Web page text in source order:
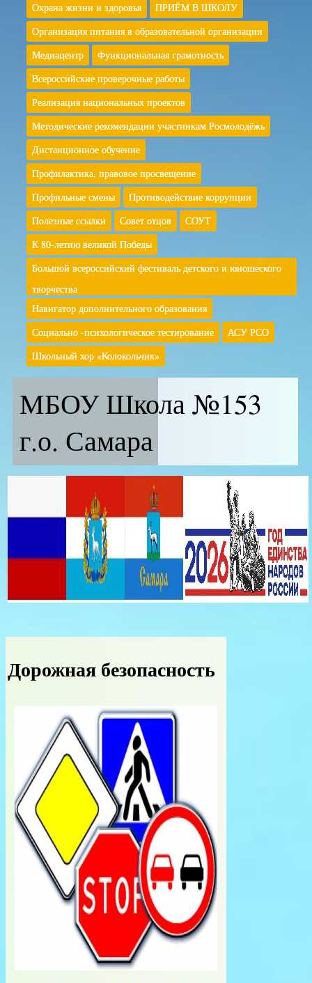
Охрана жизни и здоровья
ПРИЁМ В ШКОЛУ
Организация питания в образовательной организации
Медиацентр
Функциональная грамотность
Всероссийские проверочные работы
Реализация национальных проектов
Методические рекомендации участникам Росмолодёжь
Дистанционное обучение
Профилактика, правовое просвещение
Профильные смены
Противодействие коррупции
Полезные ссылки
Совет отцов
СОУТ
К 80-летию великой Победы
Большой всероссийский фестиваль детского и юношеского
творчества
Навигатор дополнительного образования
Социально -психологическое тестирование
АСУ РСО
Школьный хор «Колокольчик»
МБОУ Школа №153
г.о. Самара
Дорожная безопасность